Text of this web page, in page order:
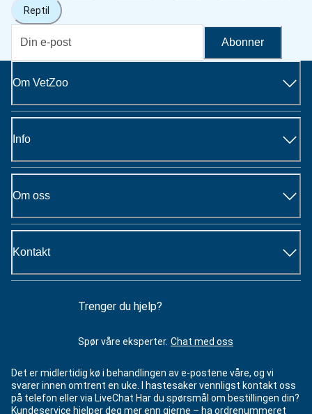
Reptil
Abonner
Om VetZoo
Info
Om oss
Kontakt
Trenger du hjelp?
Spør våre eksperter. Chat med oss
Det er midlertidig kø i behandlingen av e-postene våre, og vi
svarer innen omtrent en uke. I hastesaker vennligst kontakt oss
på telefon eller via LiveChat Har du spørsmål om bestillingen din?
Kundeservice hjelper deg mer enn gjerne – ha ordrenummeret